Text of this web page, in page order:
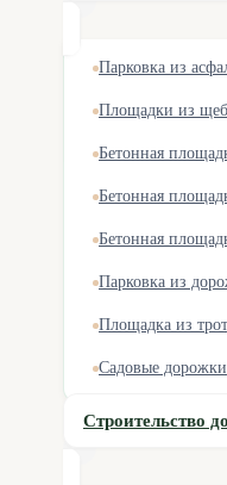
Парковка из
Площадки из
Бетонная
Бетонная
Бетонная
Парковка из
Площадка из
Садовые дорожки
Строительство